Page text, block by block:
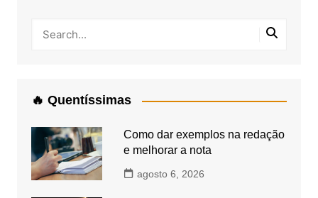
🔥 Quentíssimas
Como dar exemplos na redação
e melhorar a nota
agosto 6, 2026